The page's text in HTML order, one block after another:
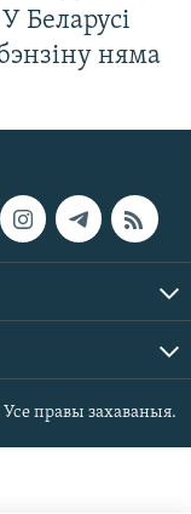
Беларусі
няма
правы захаваныя.